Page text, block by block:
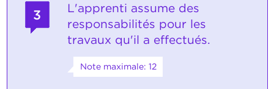
3
L'apprenti assume des
responsabilités pour les
travaux qu'il a effectués.
Note maximale: 12